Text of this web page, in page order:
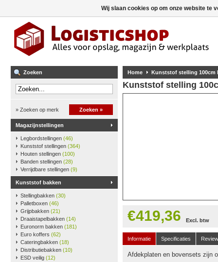
Zoeken
» Zoeken op merk Zoeken »
Magazijnstellingen
Legbordstellingen (46)
Kunststof stellingen (364)
Houten stellingen (100)
Banden stellingen (28)
Verrijdbare stellingen (9)
Kunststof bakken
Stellingbakken (30)
Palletboxen (46)
Grijpbakken (21)
Draaistapelbakken (14)
Euronorm bakken (181)
Euro koffers (62)
Cateringbakken (18)
Distributiebakken (10)
ESD veilig (12)
Home Kunststof stelling 100cm
Kunststof stelling
€419,36 Excl. btw
Informatie Specificaties
Afdekplaten en bovensets zijn
Wij slaan cookies op om onze website te